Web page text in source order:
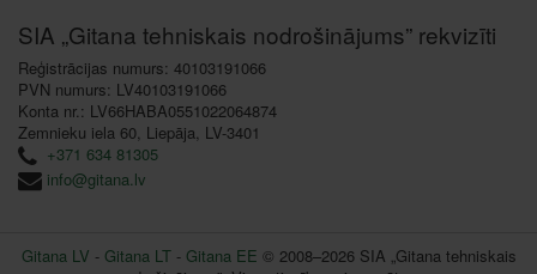
SIA „Gitana tehniskais nodrošinājums” rekvizīti
Reģistrācijas numurs: 40103191066
PVN numurs: LV40103191066
Konta nr.: LV66HABA0551022064874
Zemnieku iela 60, Liepāja, LV-3401
+371 634 81305
info@gitana.lv
Gitana LV - Gitana LT- Gitana EE © 2008–2026 SIA „Gitana tehniskais